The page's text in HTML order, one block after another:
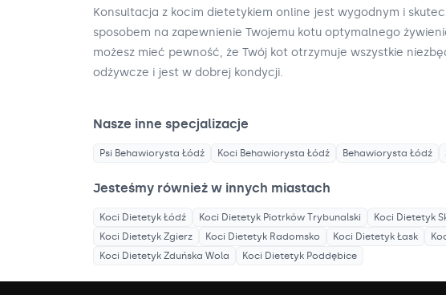
Konsultacja z kocim dietetykiem online jest wygodnym i
sposobem na zapewnienie Twojemu kotu optymalnego
możesz mieć pewność, że Twój kot otrzymuje wszystkie
odżywcze i jest w dobrej kondycji.
Nasze inne specjalizacje
Psi Behawiorysta Łódź Koci Behawiorysta Łódź Behawiorysta Łódź
Jesteśmy również w innych miastach
Koci Dietetyk Łódź Koci Dietetyk Piotrków Trybunalski Koci Dietetyk
Koci Dietetyk Zgierz Koci Dietetyk Radomsko Koci Dietetyk Łask
Koci Dietetyk Zduńska Wola Koci Dietetyk Poddębice